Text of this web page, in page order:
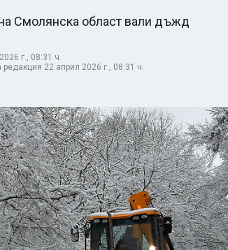
Смолянска област вали дъжд
г., 08:31 ч.
22 април 2026 г., 08:31 ч.